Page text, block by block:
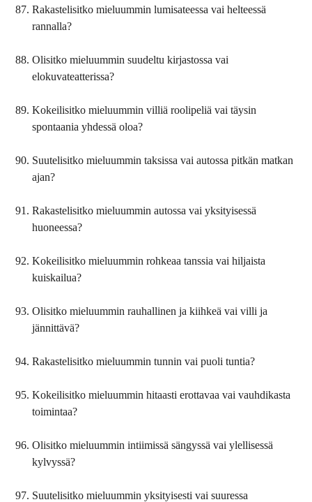
Rakastelisitko mieluummin lumisateessa vai helteessä
rannalla?
Olisitko mieluummin suudeltu kirjastossa vai
elokuvateatterissa?
Kokeilisitko mieluummin villiä roolipeliä vai täysin
spontaania yhdessä oloa?
Suutelisitko mieluummin taksissa vai autossa pitkän matkan
ajan?
Rakastelisitko mieluummin autossa vai yksityisessä
huoneessa?
Kokeilisitko mieluummin rohkeaa tanssia vai hiljaista
kuiskailua?
Olisitko mieluummin rauhallinen ja kiihkeä vai villi ja
jännittävä?
Rakastelisitko mieluummin tunnin vai puoli tuntia?
Kokeilisitko mieluummin hitaasti erottavaa vai vauhdikasta
toimintaa?
Olisitko mieluummin intiimissä sängyssä vai ylellisessä
kylvyssä?
Suutelisitko mieluummin yksityisesti vai suuressa